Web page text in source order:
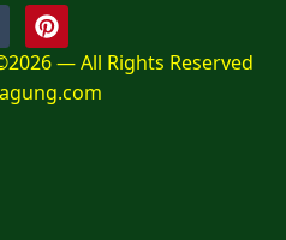
— All Rights Reserved